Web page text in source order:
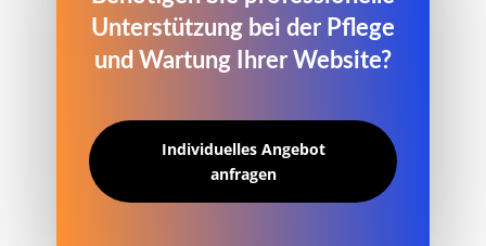
Unterstützung bei der Pflege
und Wartung Ihrer Website?
Individuelles Angebot
anfragen